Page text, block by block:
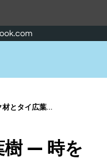
イ広葉樹 ― 時を超える品
樹 ― 時を